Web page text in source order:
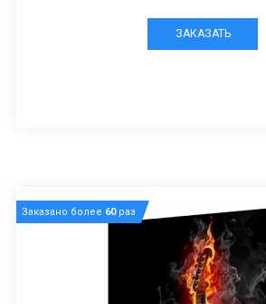
ЗАКАЗАТЬ
Заказано более 60раз